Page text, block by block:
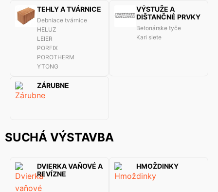
TEHLY A TVÁRNICE
Debniace tvárnice
HELUZ
LEIER
PORFIX
POROTHERM
YTONG
VÝSTUŽE A
DIŠTANČNÉ PRVKY
Betonárske tyče
Kari siete
ZÁRUBNE
SUCHÁ VÝSTAVBA
DVIERKA VAŇOVÉ A
REVÍZNE
HMOŽDINKY